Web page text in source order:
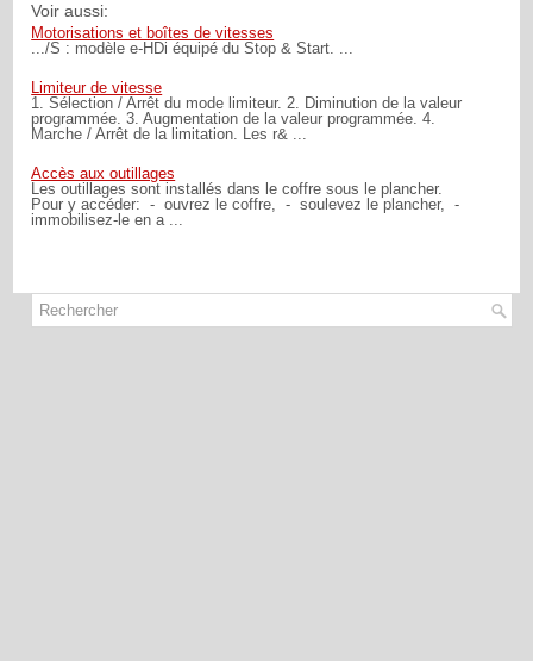
Voir aussi:
Motorisations et boîtes de vitesses
.../S : modèle e-HDi équipé du Stop & Start. ...
Limiteur de vitesse
1. Sélection / Arrêt du mode limiteur. 2. Diminution de la valeur
programmée. 3. Augmentation de la valeur programmée. 4.
Marche / Arrêt de la limitation. Les r& ...
Accès aux outillages
Les outillages sont installés dans le coffre sous le plancher.
Pour y accéder: - ouvrez le coffre, - soulevez le plancher, -
immobilisez-le en a ...